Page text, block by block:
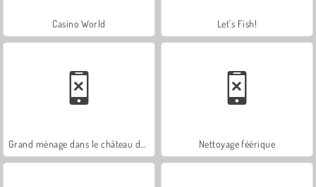
Casino World Let's Fish!
Nettoyage féérique